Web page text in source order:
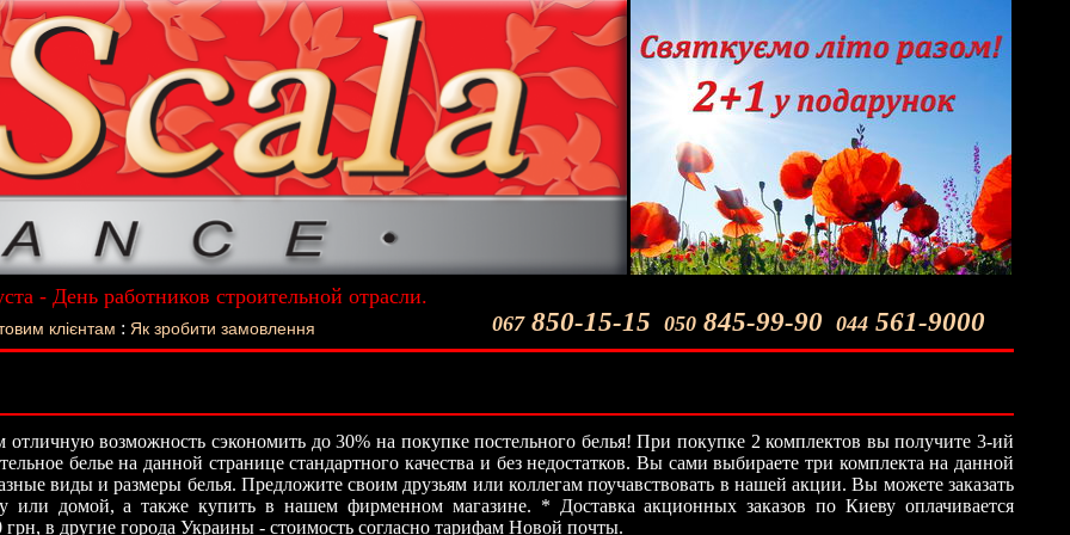
- День работников строительной отрасли.
подарок - Постельное белье La Scala!
067850-15-15 050 845-99-90 044 561-9000
клієнтам : Як зробити замовлення
возможность сэкономить до 30% на покупке постельного белья! При покупке 2 комплектов вы получите 3-ий
белье на данной странице стандартного качества и без недостатков. Вы сами выбираете три комплекта на данной
виды и размеры белья. Предложите своим друзьям или коллегам поучавствовать в нашей акции. Вы можете заказать
или домой, а также купить в нашем фирменном магазине. * Доставка акционных заказов по Киеву оплачивается
грн, в другие города Украины - стоимость согласно тарифам Новой почты.